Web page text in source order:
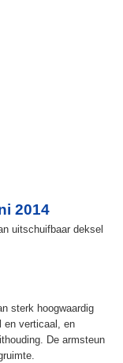
2014
uitschuifbaar deksel
sterk hoogwaardig
en verticaal, en
De armsteun